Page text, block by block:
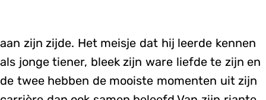
aan zijn zijde. Het meisje dat hij leerde kennen
als jonge tiener, bleek zijn ware liefde te zijn en
de twee hebben de mooiste momenten uit zijn